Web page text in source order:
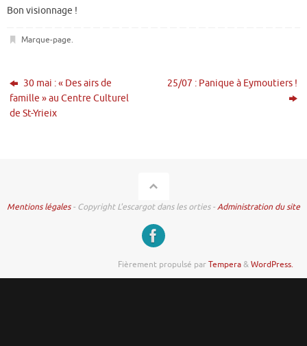
Bon visionnage !
Marque-page.
30 mai : « Des airs de
famille » au Centre Culturel
de St-Yrieix
25/07 : Panique à Eymoutiers !
Mentions légales- Copyright L'escargot dans les orties -Administration du site
Fièrement propulsé parTempera&WordPress.